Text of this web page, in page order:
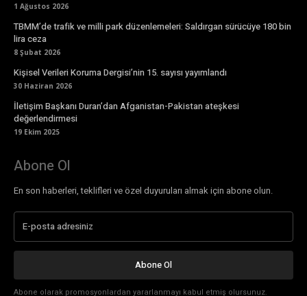
1 Ağustos 2026
TBMM’de trafik ve milli park düzenlemeleri: Saldırgan sürücüye 180 bin
lira ceza
8 Şubat 2026
Kişisel Verileri Koruma Dergisi’nin 15. sayısı yayımlandı
30 Haziran 2026
İletişim Başkanı Duran’dan Afganistan-Pakistan ateşkesi
değerlendirmesi
19 Ekim 2025
Abone Ol
En son haberleri, teklifleri ve özel duyuruları almak için abone olun.
Abone Ol
Abone olarak promosyonlardan yararlanmayı kabul etmiş olursunuz.